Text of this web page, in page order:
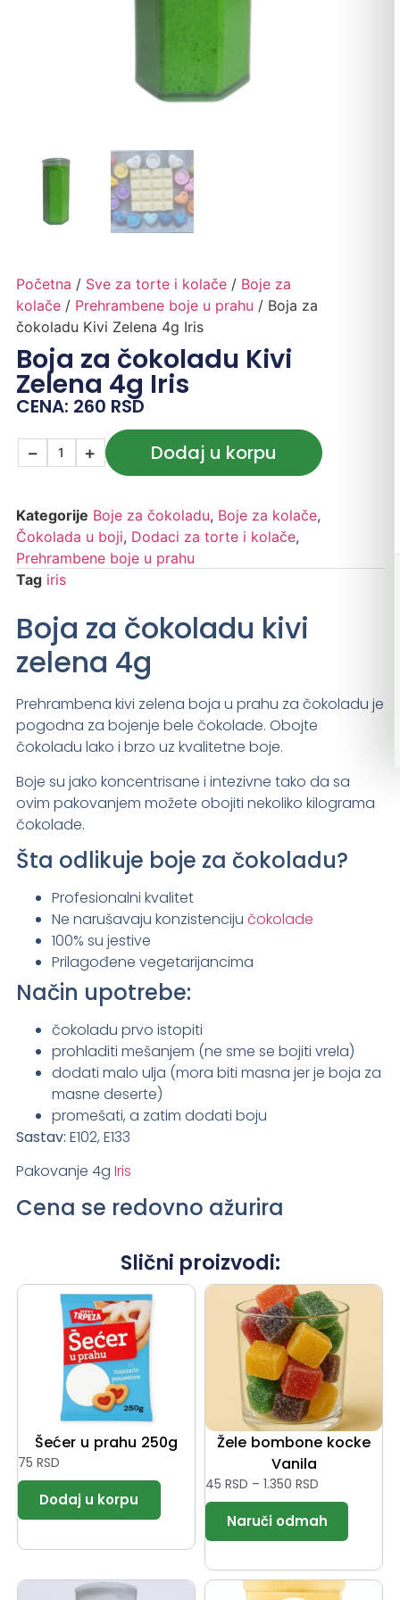
Početna / Sve za torte i kolače/ Boje za
kolače/ Prehrambene boje u prahu / Boja za
čokoladu Kivi Zelena 4g Iris
Boja za čokoladu Kivi
Zelena 4g Iris
CENA: 260 RSD
− + Dodaj u korpu
Kategorije Boje za čokoladu, Boje za kolače,
Čokolada u boji, Dodaci za torte i kolače,
Prehrambene boje u prahu
Tag iris
Boja za čokoladu kivi
zelena 4g
Prehrambena kivi zelena boja u prahu za čokoladu je
pogodna za bojenje bele čokolade. Obojte
čokoladu lako i brzo uz kvalitetne boje.
Boje su jako koncentrisane i intezivne tako da sa
ovim pakovanjem možete obojiti nekoliko kilograma
čokolade.
Šta odlikuje boje za čokoladu?
Profesionalni kvalitet
Ne narušavaju konzistenciju čokolade
100% su jestive
Prilagođene vegetarijancima
Način upotrebe:
čokoladu prvo istopiti
prohladiti mešanjem (ne sme se bojiti vrela)
dodati malo ulja (mora biti masna jer je boja za
masne deserte)
promešati, a zatim dodati boju
Sastav: E102, E133
Pakovanje 4g Iris
Cena se redovno ažurira
Slični proizvodi:
Šećer u prahu 250g
75 RSD
Žele bombone kocke
Vanila
45 RSD – 1.350 RSD